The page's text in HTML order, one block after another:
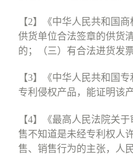
【2】《中华人民共和国
供货单位合法签章的供货
的；（三）有合法进货发
【3】《中华人民共和国专
专利侵权产品，能证明该
【4】《最高人民法院关
售不知道是未经专利权人
售、销售行为的主张，人